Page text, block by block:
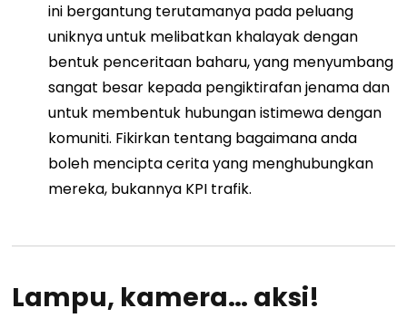
ini bergantung terutamanya pada peluang
uniknya untuk melibatkan khalayak dengan
bentuk penceritaan baharu, yang menyumbang
sangat besar kepada pengiktirafan jenama dan
untuk membentuk hubungan istimewa dengan
komuniti. Fikirkan tentang bagaimana anda
boleh mencipta cerita yang menghubungkan
mereka, bukannya KPI trafik.
Lampu, kamera… aksi!